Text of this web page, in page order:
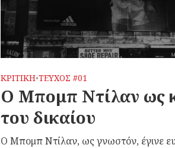
ΚΡΙΤΙΚΗ•ΤΕΥΧΟΣ #01
Ο Μπομπ Ντίλαν ως
του δικαίου
Ο Μπομπ Ντίλαν, ως γνωστόν, έγινε